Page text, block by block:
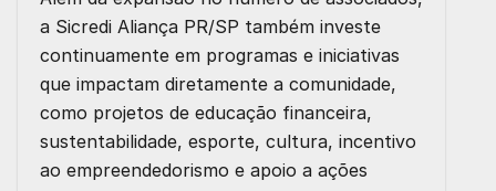
a Sicredi Aliança PR/SP também investe
continuamente em programas e iniciativas
que impactam diretamente a comunidade,
como projetos de educação financeira,
sustentabilidade, esporte, cultura, incentivo
ao empreendedorismo e apoio a ações